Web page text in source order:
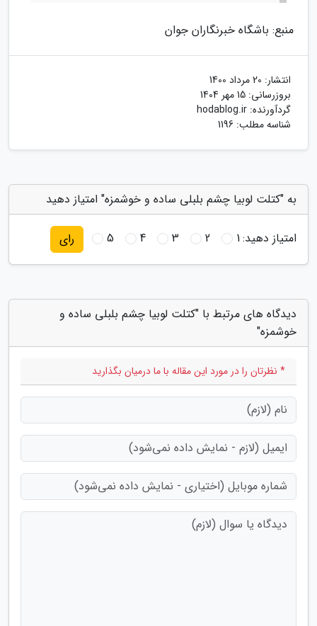
منبع: باشگاه خبرنگاران جوان
انتشار: 20 مرداد 1400
بروزرسانی: 15 مهر 1404
گردآورنده: hodablog.ir
شناسه مطلب: 1196
به "کتلت لوبیا چشم بلبلی ساده و خوشمزه" امتیاز دهید
امتیاز دهید:1
2
3
4
5 رای
دیدگاه های مرتبط با "کتلت لوبیا چشم بلبلی ساده و
خوشمزه"
* نظرتان را در مورد این مقاله با ما درمیان بگذارید